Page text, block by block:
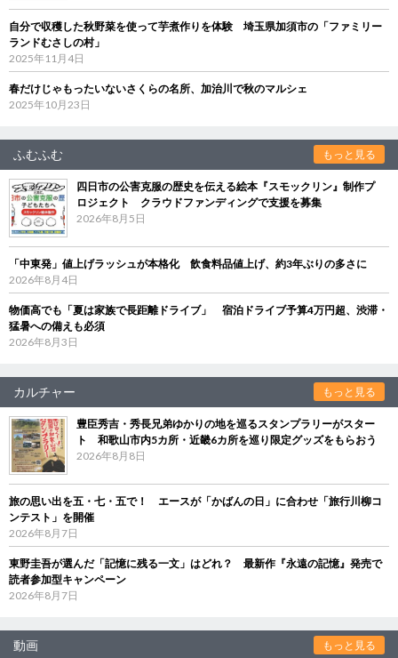
自分で収穫した秋野菜を使って芋煮作りを体験 埼玉県加須市の「ファミリー
ランドむさしの村」
2025年11月4日
春だけじゃもったいないさくらの名所、加治川で秋のマルシェ
2025年10月23日
ふむふむ もっと見る
四日市の公害克服の歴史を伝える絵本『スモックリン』制作プ
ロジェクト クラウドファンディングで支援を募集
2026年8月5日
「中東発」値上げラッシュが本格化 飲食料品値上げ、約3年ぶりの多さに
2026年8月4日
物価高でも「夏は家族で長距離ドライブ」 宿泊ドライブ予算4万円超、渋滞・
猛暑への備えも必須
2026年8月3日
カルチャー もっと見る
豊臣秀吉・秀長兄弟ゆかりの地を巡るスタンプラリーがスター
ト 和歌山市内5カ所・近畿6カ所を巡り限定グッズをもらおう
2026年8月8日
旅の思い出を五・七・五で！ エースが「かばんの日」に合わせ「旅行川柳コ
ンテスト」を開催
2026年8月7日
東野圭吾が選んだ「記憶に残る一文」はどれ？ 最新作『永遠の記憶』発売で
読者参加型キャンペーン
2026年8月7日
動画 もっと見る